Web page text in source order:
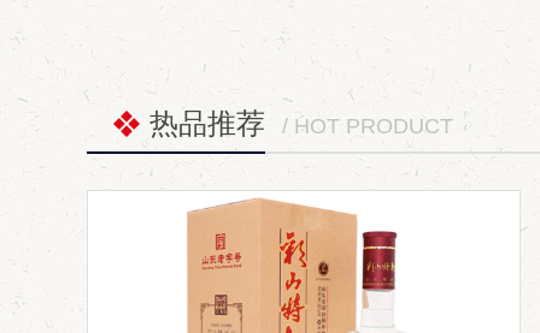
热品推荐 / HOT PRODUCT